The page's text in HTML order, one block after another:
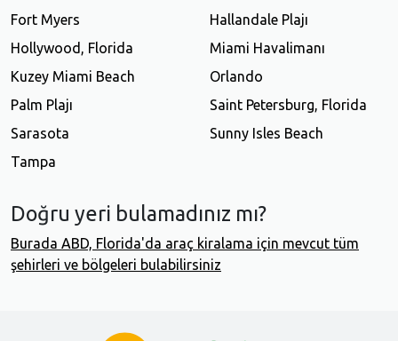
Fort Myers
Hallandale Plajı
Hollywood, Florida
Miami Havalimanı
Kuzey Miami Beach
Orlando
Palm Plajı
Saint Petersburg, Florida
Sarasota
Sunny Isles Beach
Tampa
Doğru yeri bulamadınız mı?
Burada ABD, Florida'da araç kiralama için mevcut tüm
şehirleri ve bölgeleri bulabilirsiniz